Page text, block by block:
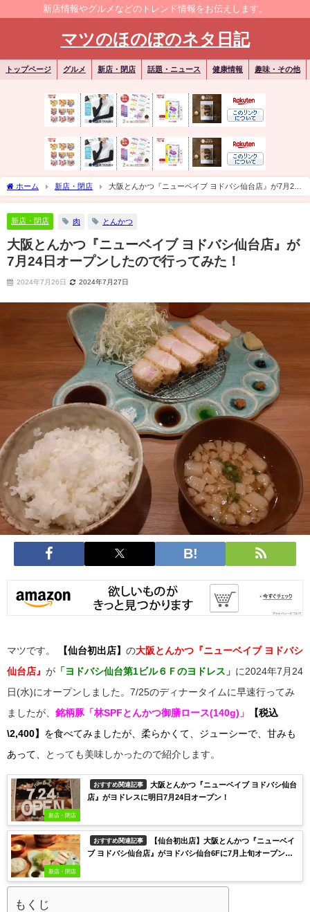
新店情報やグルメなどのトレンド情報をお伝えします。
マツのほのぼのネタ日記
トップページ グルメ 新店・閉店 話題・ニュース 健康情報 趣味・その他
ホーム 新店・閉店
大阪とんかつ『ニューベイブ ヨドバシ仙台店』が7月24
日オープンしたので行ってみた！
新店・閉店 肉 とんかつ
大阪とんかつ『ニューベイブ ヨドバシ仙台店』が
7月24日オープンしたので行ってみた！
2024年7月26日 2024年7月27日
マツです。 【仙台初出店】 の大阪とんかつ 『ニューベイブ ヨドバシ
仙台店』 が 「 ヨドバシ仙台第1ビル６Ｆのヨドレス」 に2024年7月24
日(水)にオープンしました。7/25のディナータイムに早速行ってみ
ましたが、 銘柄豚「林SPFとんかつ御膳ロース(140g)」 【税込
\2,400】 を食べてみましたが、柔らかくて、ジューシーで、甘みも
あって、 とっても美味しかったので紹介します。
新店・閉店
おすすめ関連記事
大阪とんかつ『ニューベイブ ヨドバシ仙台
店』がヨドレスに明日7月24日オープン！
新店・閉店
おすすめ関連記事
【仙台初出店】大阪とんかつ『ニューベイ
ブ ヨドバシ仙台店』がヨドバシ仙台6Fに7月上旬オープン予
もくじ